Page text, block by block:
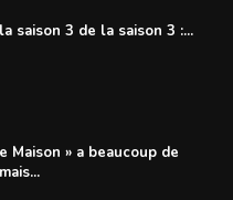
saison 3 de la saison 3 :...
Maison » a beaucoup de